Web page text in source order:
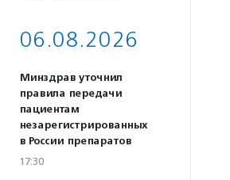
06.08.2026
Минздрав уточнил
правила передачи
пациентам
незарегистрированных
в России препаратов
17:30